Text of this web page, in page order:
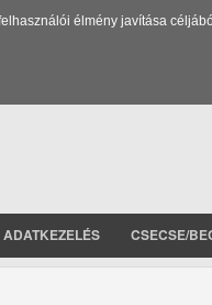
élmény javítása
ADATKEZELÉS CSECSE/